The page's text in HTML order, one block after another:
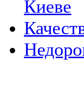
Киеве